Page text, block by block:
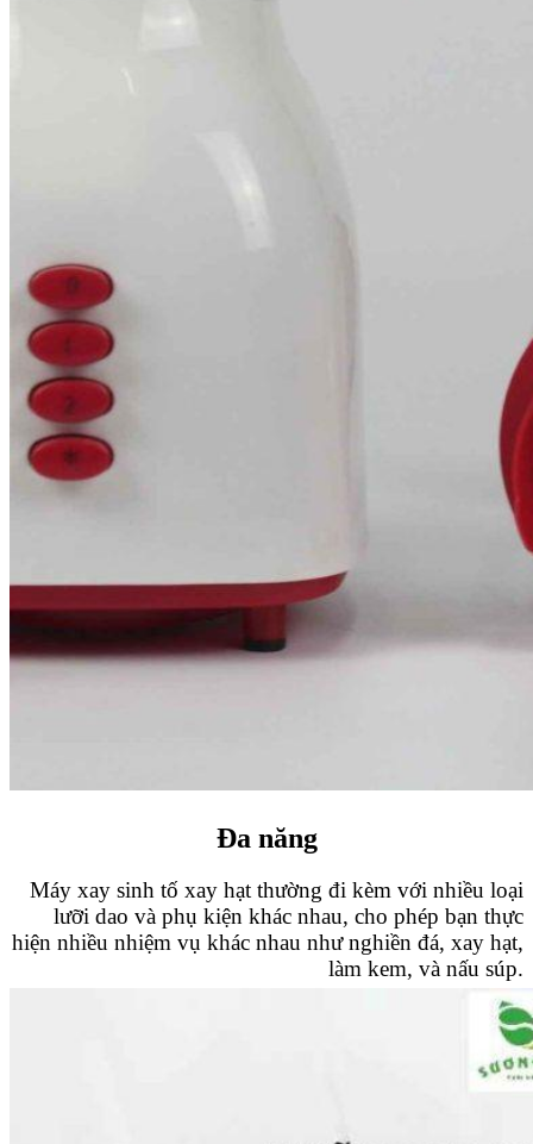
Đa năng
Máy xay sinh tố xay hạt thường đi kèm với nhiều loại
lưỡi dao và phụ kiện khác nhau, cho phép bạn thực
hiện nhiều nhiệm vụ khác nhau như nghiền đá, xay hạt,
làm kem, và nấu súp.